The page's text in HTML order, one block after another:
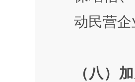
动民营
（八）